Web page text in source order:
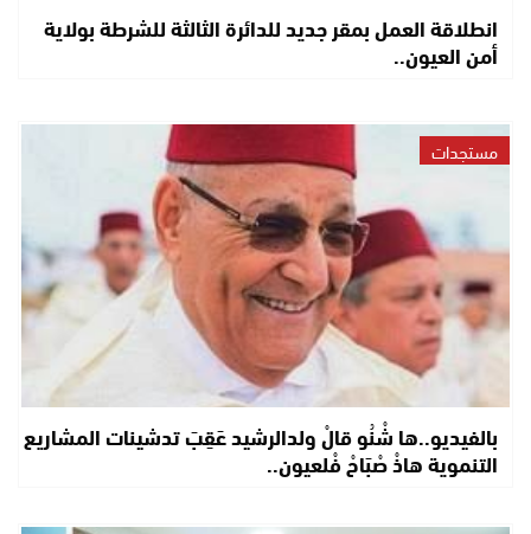
انطلاقة العمل بمقر جديد للدائرة الثالثة للشرطة بولاية
أمن العيون..
مستجدات
بالفيديو..ها شْنُو قالْ ولدالرشيد عَقِبَ تدشينات المشاريع
التنموية هاذْ صْبَاحْ فْلعيون..